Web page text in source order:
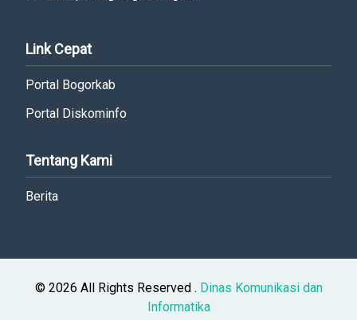
Link Cepat
Portal Bogorkab
Portal Diskominfo
Tentang Kami
Berita
© 2026 All Rights Reserved . Dinas Komunikasi dan
Informatika